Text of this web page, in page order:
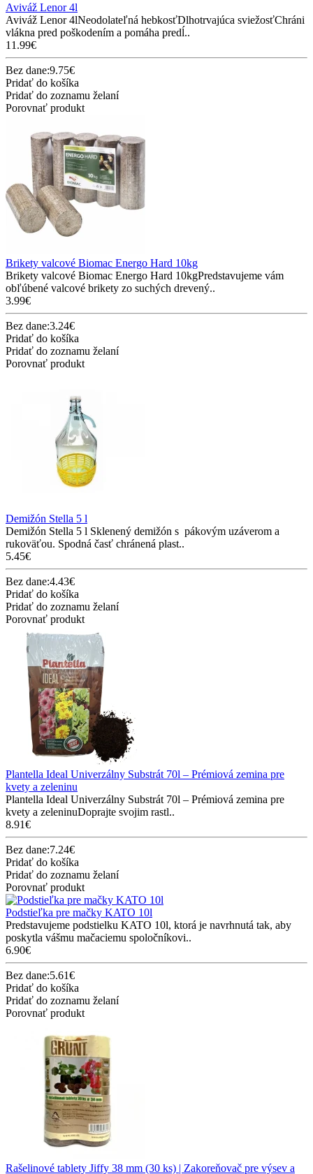
Aviváž Lenor 4l
Aviváž Lenor 4lNeodolateľná hebkosťDlhotrvajúca sviežosťChráni
vlákna pred poškodením a pomáha predĺ..
11.99€
Bez dane:9.75€
Pridať do košíka
Pridať do zoznamu želaní
Porovnať produkt
Brikety valcové Biomac Energo Hard 10kg
Brikety valcové Biomac Energo Hard 10kgPredstavujeme vám
obľúbené valcové brikety zo suchých drevený..
3.99€
Bez dane:3.24€
Pridať do košíka
Pridať do zoznamu želaní
Porovnať produkt
Demižón Stella 5 l
Demižón Stella 5 l Sklenený demižón s pákovým uzáverom a
rukoväťou. Spodná časť chránená plast..
5.45€
Bez dane:4.43€
Pridať do košíka
Pridať do zoznamu želaní
Porovnať produkt
Plantella Ideal Univerzálny Substrát 70l – Prémiová zemina pre
kvety a zeleninu
Plantella Ideal Univerzálny Substrát 70l – Prémiová zemina pre
kvety a zeleninuDoprajte svojim rastl..
8.91€
Bez dane:7.24€
Pridať do košíka
Pridať do zoznamu želaní
Porovnať produkt
Podstieľka pre mačky KATO 10l
Predstavujeme podstielku KATO 10l, ktorá je navrhnutá tak, aby
poskytla vášmu mačaciemu spoločníkovi..
6.90€
Bez dane:5.61€
Pridať do košíka
Pridať do zoznamu želaní
Porovnať produkt
Rašelinové tablety Jiffy 38 mm (30 ks) | Zakoreňovač pre výsev a